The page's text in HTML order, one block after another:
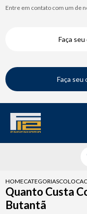
Entre em contato com um de
Faça
Faça seu
HOMECATEGORIAS
Quanto Custa
Butantã